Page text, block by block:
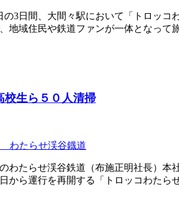
3日間、大間々駅において「トロッ
域住民や鉄道ファンが一体となっ
生ら５０人清掃
わたらせ渓谷鐡道
わたらせ渓谷鉄道（布施正明社長）
ら運行を再開する「トロッコわた